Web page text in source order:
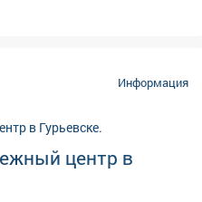
Информация
центр в